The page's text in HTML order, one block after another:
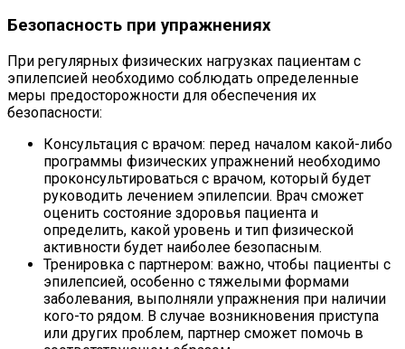
Безопасность при упражнениях
При регулярных физических нагрузках пациентам с
эпилепсией необходимо соблюдать определенные
меры предосторожности для обеспечения их
безопасности:
Консультация с врачом: перед началом какой-либо
программы физических упражнений необходимо
проконсультироваться с врачом, который будет
руководить лечением эпилепсии. Врач сможет
оценить состояние здоровья пациента и
определить, какой уровень и тип физической
активности будет наиболее безопасным.
Тренировка с партнером: важно, чтобы пациенты с
эпилепсией, особенно с тяжелыми формами
заболевания, выполняли упражнения при наличии
кого-то рядом. В случае возникновения приступа
или других проблем, партнер сможет помочь в